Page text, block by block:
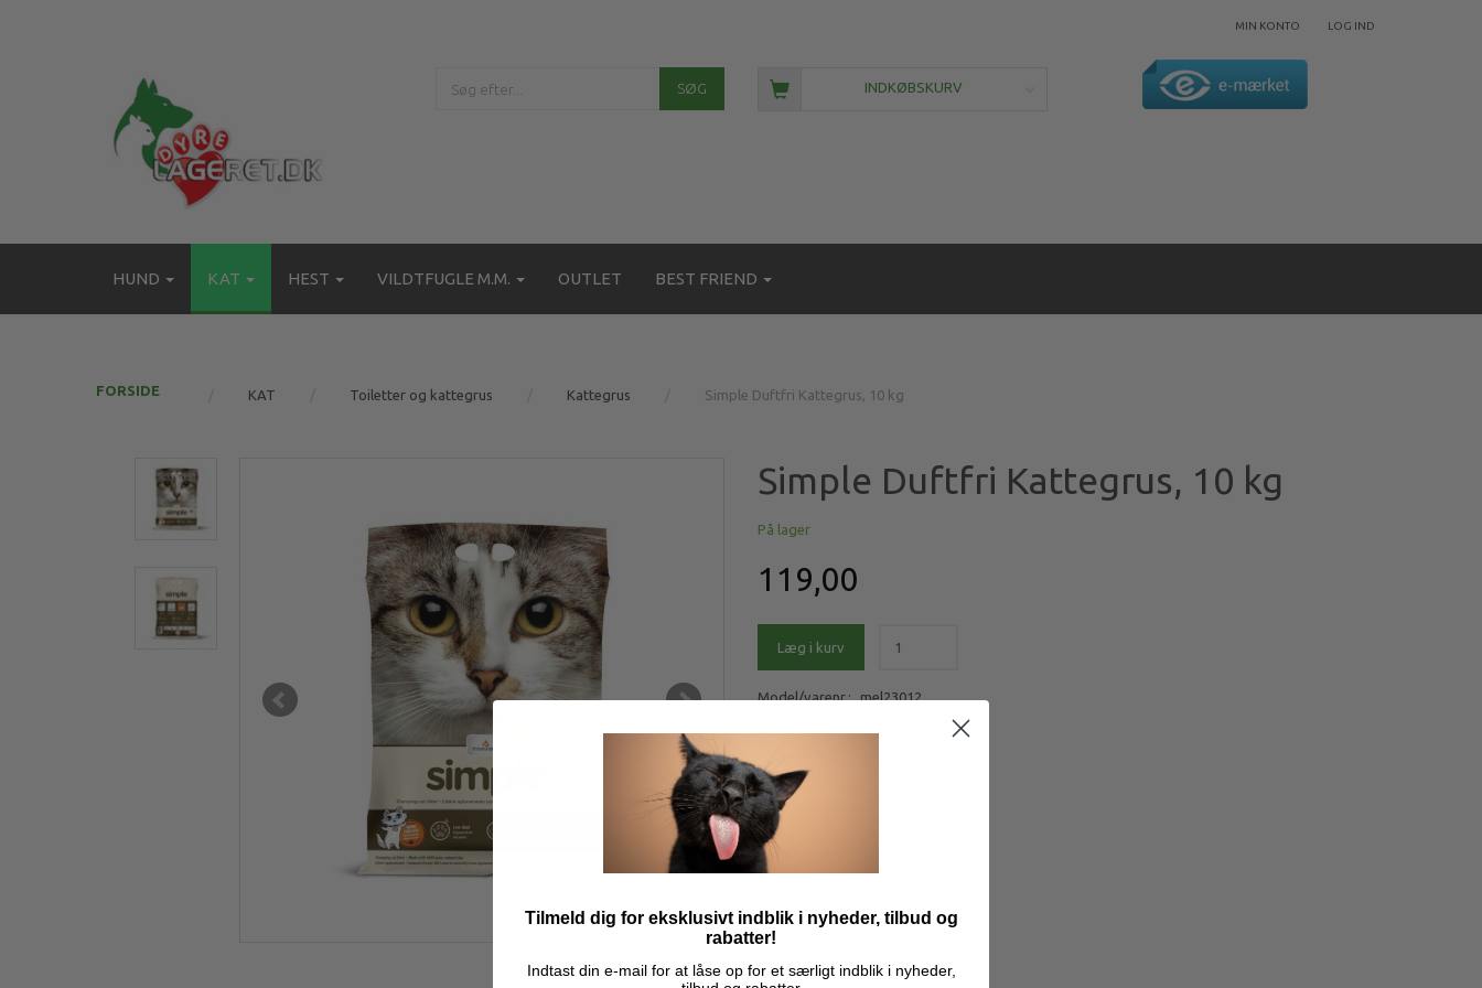
LOG IND
MIN KONTO
SØG INDKØBSKURV
HUND KAT HEST VILDTFUGLE M.M. OUTLET BEST FRIEND
FORSIDE KAT Toiletter og kattegrus Kattegrus Simple Duftfri Kattegrus, 10 kg
Simple Duftfri Kattegrus, 10 kg
På lager
119,00
Læg i kurv
Model/varenr.: mel23012
Mere information
Tilmeld dig for eksklusivt indblik i nyheder, tilbud og
rabatter!
Indtast din e-mail for at låse op for et særligt indblik i nyheder,